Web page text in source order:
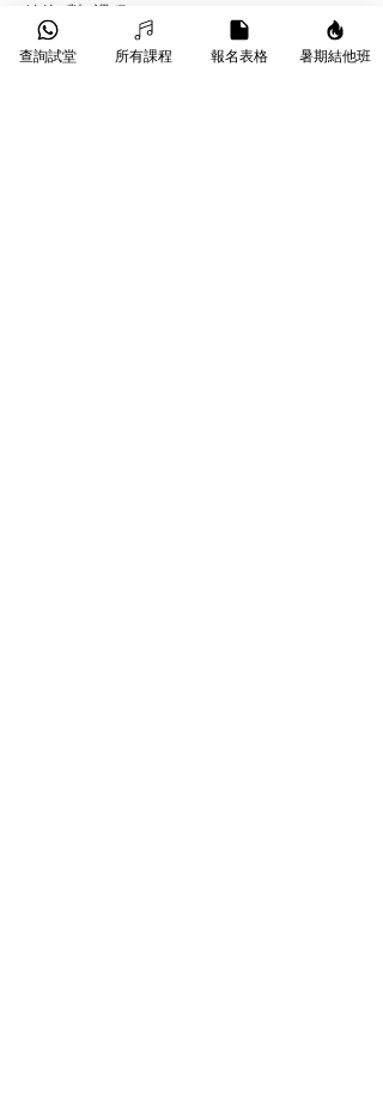
結他1對1課程:
https://www.starmusic.hk/music-courses
查詢試堂 所有課程 報名表格 暑期結他班